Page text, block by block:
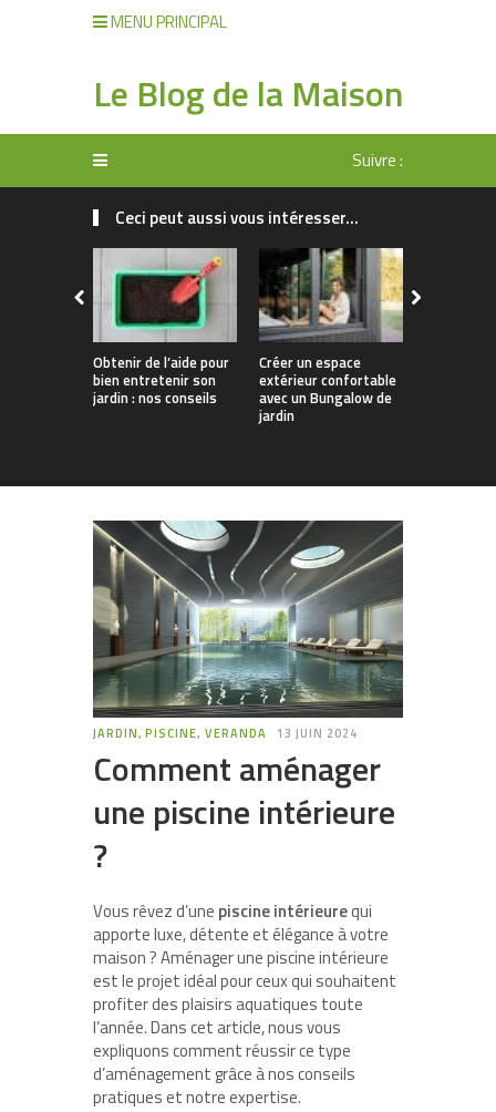
MENU PRINCIPAL
Le Blog de la Maison
Suivre :
Ceci peut aussi vous intéresser...
Obtenir de l’aide pour
bien entretenir son
jardin : nos conseils
Créer un espace
extérieur confortable
avec un Bungalow de
jardin
JARDIN, PISCINE, VERANDA 13 JUIN 2024
Comment aménager
une piscine intérieure
?
Vous rêvez d’une piscine intérieurequi
apporte luxe, détente et élégance à votre
maison ? Aménager une piscine intérieure
est le projet idéal pour ceux qui souhaitent
profiter des plaisirs aquatiques toute
l’année. Dans cet article, nous vous
expliquons comment réussir ce type
d’aménagement grâce à nos conseils
pratiques et notre expertise.